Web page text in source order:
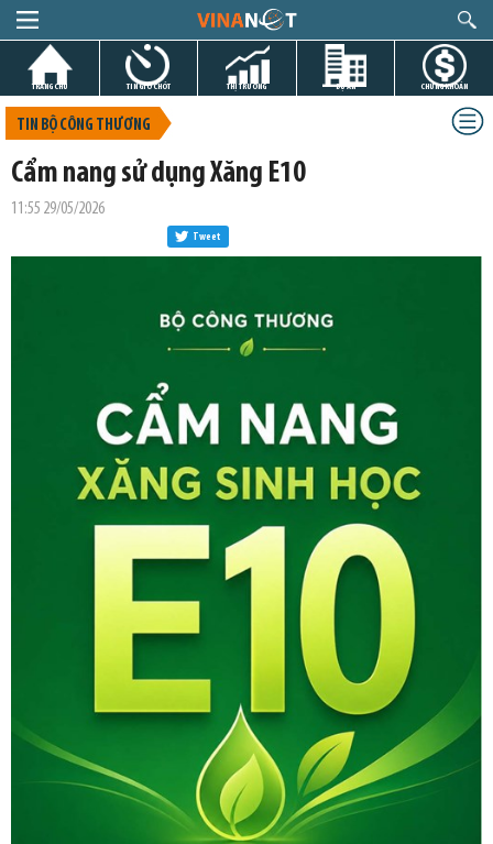
TRANG CHỦ TIN GIỜ CHÓT THỊ TRƯỜNG DỰ ÁN CHỨNG KHOÁN
TIN BỘ CÔNG THƯƠNG
Cẩm nang sử dụng Xăng E10
11:55 29/05/2026
Tweet